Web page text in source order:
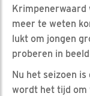
Krimpenerwaard
meer te weten
lukt om jongen
proberen in
Nu het seizoen
wordt het tijd om